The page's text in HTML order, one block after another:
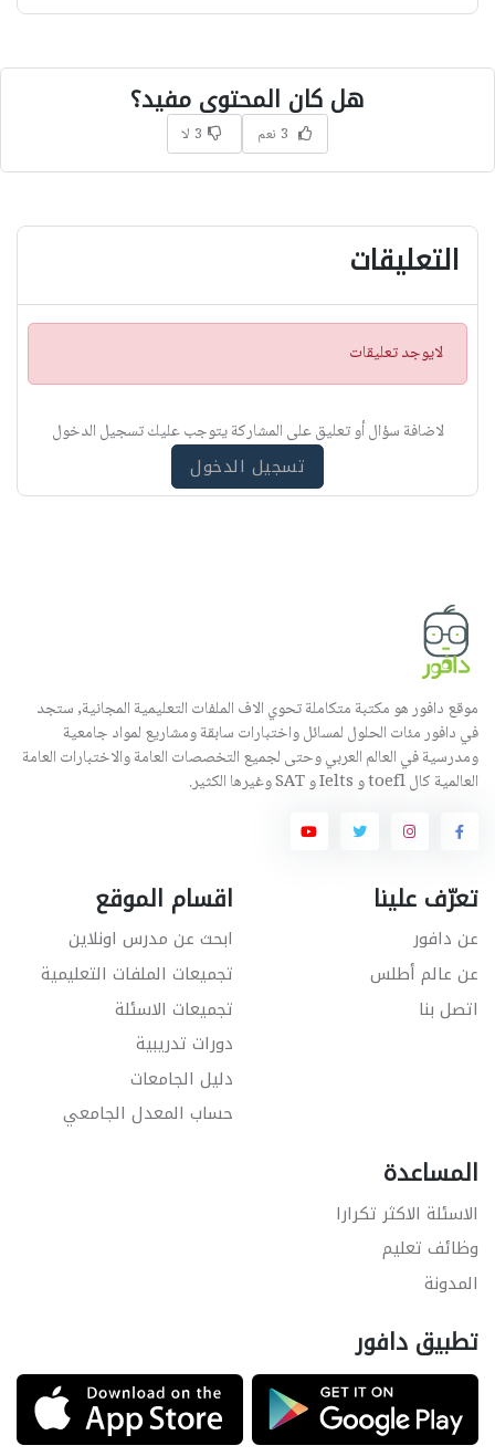
هل كان المحتوى مفيد؟
3 نعم 3 لا
التعليقات
ت
ن
ي
لايوجد تعليقات
لاضافة سؤال أو تعليق على المشاركة يتوجب عليك تسجيل الدخول
تسجيل الدخول
موقع دافور هو مكتبة متكاملة تحوي الاف الملفات التعليمية المجانية, ستجد
في دافور مئات الحلول لمسائل واختبارات سابقة ومشاريع لمواد جامعية
ومدرسية في العالم العربي وحتى لجميع التخصصات العامة والاختبارات العامة
العالمية كال toefl و Ielts و SAT وغيرها الكثير.
تعرّف علينا
عن دافور
عن عالم أطلس
اتصل بنا
اقسام الموقع
ابحث عن مدرس اونلاين
تجميعات الملفات التعليمية
تجميعات الاسئلة
دورات تدريبية
دليل الجامعات
حساب المعدل الجامعي
المساعدة
الاسئلة الاكثر تكرارا
وظائف تعليم
المدونة
تطبيق دافور